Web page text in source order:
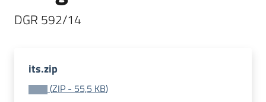
Atti
Bandi
DGR 592/14
its.zip
(ZIP - 55,5 KB)